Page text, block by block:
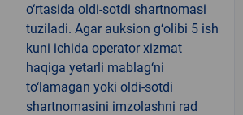
o‘rtasida oldi-sotdi shartnomasi
tuziladi. Agar auksion g‘olibi 5 ish
kuni ichida operator xizmat
haqiga yetarli mablag‘ni
to‘lamagan yoki oldi-sotdi
shartnomasini imzolashni rad